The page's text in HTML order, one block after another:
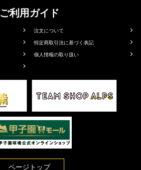
ご利用ガイド
注文について
特定商取引法に基づく表記
個人情報の取り扱い
ページトップ